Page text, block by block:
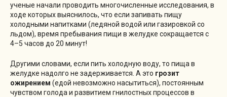
ученые начали проводить многочисленные исследования, в
ходе которых выяснилось, что если запивать пищу
холодными напитками (ледяной водой или газировкой со
льдом), время пребывания пищи в желудке сокращается с
4–5 часов до 20 минут!
Другими словами, если пить холодную воду, то пища в
желудке надолго не задерживается. А это грозит
ожирением (едой невозможно насытиться), постоянным
чувством голода и развитием гнилостных процессов в